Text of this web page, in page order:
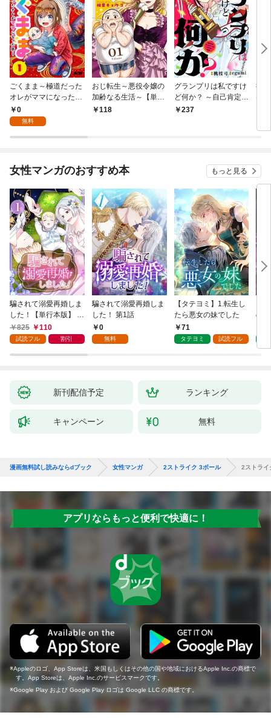
ごくまま～極道だった
オレがママになった話
～【単話】（１）
0
無料
おじ転生～悪役令嬢の
加齢なる生活～【単
話】（１）
118
グランプリは私ですけ
ど何か？ ～自己肯定モ
ンスターのミスコン無
237
後
は
女性マンガのおすすめ本 もっと見る
騙されて溺愛再婚しま
した！【単行本版】 1
巻825 110
試読フル 割引
騙されて溺愛再婚しま
した！ 第1話
0
無料
【タテヨミ】1.転生し
たら悪女の妹でした
71
タテヨミ 試読フル
の
新刊配信予定 ランキング
キャンペーン 無料
漫画無料試し読みならdブック 女性マンガ 2ストライク 3ボール 2ストライ
アプリならもっと便利で快適に！
Appleのロゴ、App Storeは、米国もしくはその他の国や地域におけるApple Inc.の商標で
す。App Storeは、Apple Inc.のサービスマークです。
Google Play および Google Play ロゴは Google LLC の商標です。